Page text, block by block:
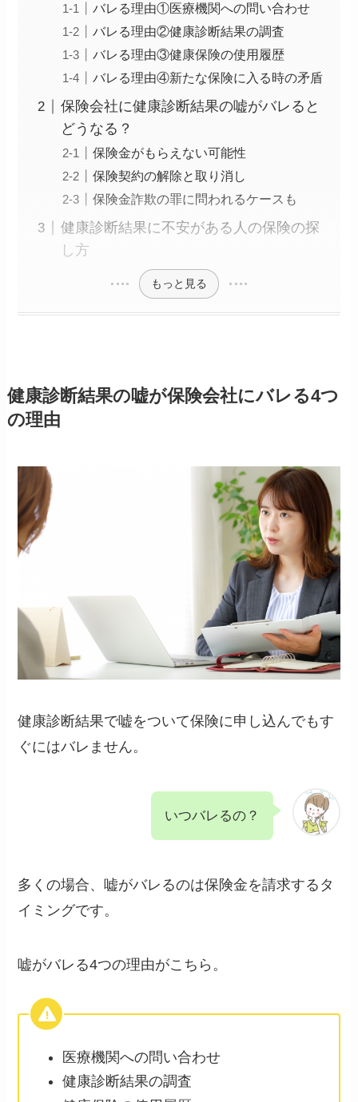
バレる理由①医療機関への問い合わせ
バレる理由②健康診断結果の調査
バレる理由③健康保険の使用履歴
バレる理由④新たな保険に入る時の矛盾
保険会社に健康診断結果の嘘がバレると
どうなる？
保険金がもらえない可能性
保険契約の解除と取り消し
保険金詐欺の罪に問われるケースも
健康診断結果に不安がある人の保険の探
し方
もっと見る
健康診断結果の嘘が保険会社にバレる4つ
の理由
健康診断結果で嘘をついて保険に申し込んでもす
ぐにはバレません。
いつバレるの？
多くの場合、嘘がバレるのは保険金を請求するタ
イミングです。
嘘がバレる4つの理由がこちら。
医療機関への問い合わせ
健康診断結果の調査